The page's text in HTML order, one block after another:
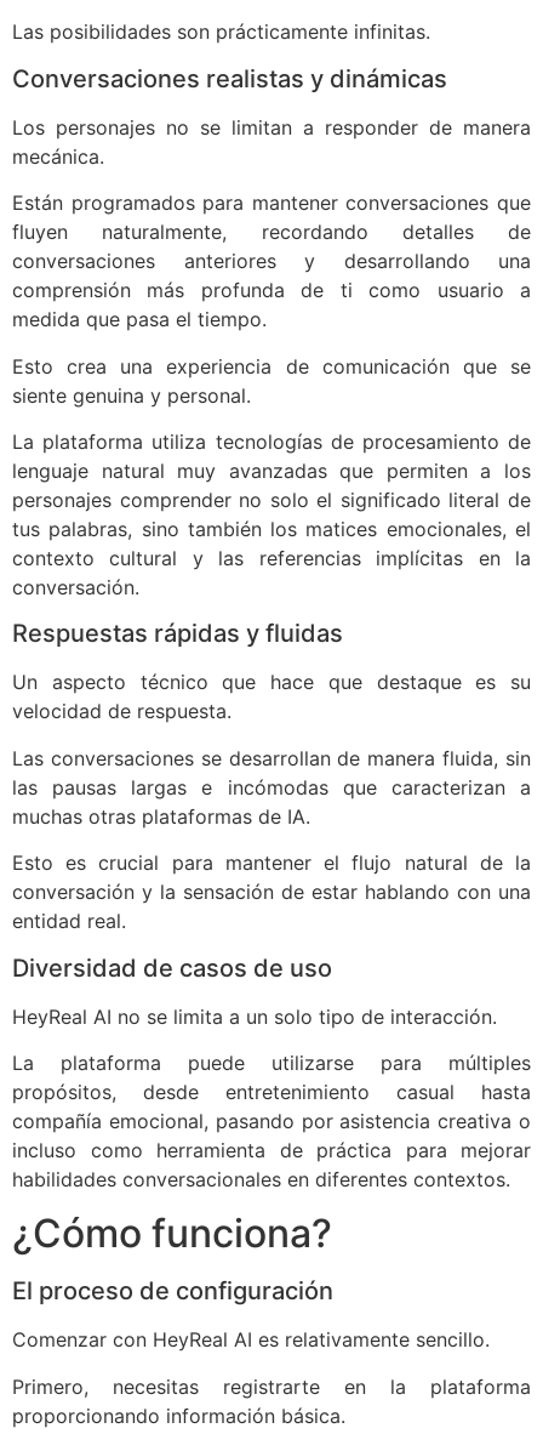
Las posibilidades son prácticamente infinitas.
Conversaciones realistas y dinámicas
Los personajes no se limitan a responder de manera
mecánica.
Están programados para mantener conversaciones que
fluyen naturalmente, recordando detalles de
conversaciones anteriores y desarrollando una
comprensión más profunda de ti como usuario a
medida que pasa el tiempo.
Esto crea una experiencia de comunicación que se
siente genuina y personal.
La plataforma utiliza tecnologías de procesamiento de
lenguaje natural muy avanzadas que permiten a los
personajes comprender no solo el significado literal de
tus palabras, sino también los matices emocionales, el
contexto cultural y las referencias implícitas en la
conversación.
Respuestas rápidas y fluidas
Un aspecto técnico que hace que destaque es su
velocidad de respuesta.
Las conversaciones se desarrollan de manera fluida, sin
las pausas largas e incómodas que caracterizan a
muchas otras plataformas de IA.
Esto es crucial para mantener el flujo natural de la
conversación y la sensación de estar hablando con una
entidad real.
Diversidad de casos de uso
HeyReal AI no se limita a un solo tipo de interacción.
La plataforma puede utilizarse para múltiples
propósitos, desde entretenimiento casual hasta
compañía emocional, pasando por asistencia creativa o
incluso como herramienta de práctica para mejorar
habilidades conversacionales en diferentes contextos.
¿Cómo funciona?
El proceso de configuración
Comenzar con HeyReal AI es relativamente sencillo.
Primero, necesitas registrarte en la plataforma
proporcionando información básica.